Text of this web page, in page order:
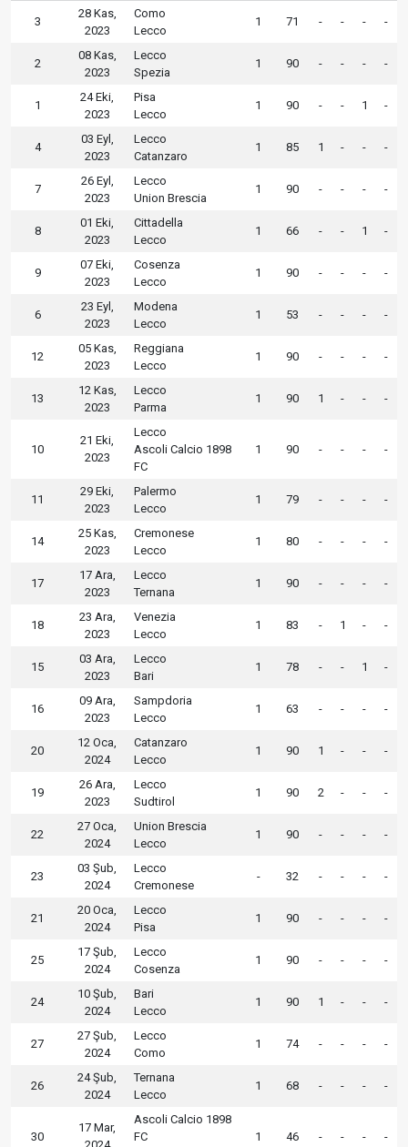
3
28 Kas,
2023
Como
Lecco
1 71 - - - -
2
08 Kas,
2023
Lecco
Spezia
1 90 - - - -
1
24 Eki,
2023
Pisa
Lecco
1 90 - - 1 -
4
03 Eyl,
2023
Lecco
Catanzaro
1 85 1 - - -
7
26 Eyl,
2023
Lecco
Union Brescia
1 90 - - - -
8
01 Eki,
2023
Cittadella
Lecco
1 66 - - 1 -
9
07 Eki,
2023
Cosenza
Lecco
1 90 - - - -
6
23 Eyl,
2023
Modena
Lecco
1 53 - - - -
12
05 Kas,
2023
Reggiana
Lecco
1 90 - - - -
13
12 Kas,
2023
Lecco
Parma
1 90 1 - - -
10
21 Eki,
2023
Lecco
Ascoli Calcio 1898
FC
1 90 - - - -
11
29 Eki,
2023
Palermo
Lecco
1 79 - - - -
14
25 Kas,
2023
Cremonese
Lecco
1 80 - - - -
17
17 Ara,
2023
Lecco
Ternana
1 90 - - - -
18
23 Ara,
2023
Venezia
Lecco
1 83 - 1 - -
15
03 Ara,
2023
Lecco
Bari
1 78 - - 1 -
16
09 Ara,
2023
Sampdoria
Lecco
1 63 - - - -
20
12 Oca,
2024
Catanzaro
Lecco
1 90 1 - - -
19
26 Ara,
2023
Lecco
Sudtirol
1 90 2 - - -
22
27 Oca,
2024
Union Brescia
Lecco
1 90 - - - -
23
03 Şub,
2024
Lecco
Cremonese
- 32 - - - -
21
20 Oca,
2024
Lecco
Pisa
1 90 - - - -
25
17 Şub,
2024
Lecco
Cosenza
1 90 - - - -
24
10 Şub,
2024
Bari
Lecco
1 90 1 - - -
27
27 Şub,
2024
Lecco
Como
1 74 - - - -
26
24 Şub,
2024
Ternana
Lecco
1 68 - - - -
30
17 Mar,
Ascoli Calcio 1898
FC
1 46 - - - -